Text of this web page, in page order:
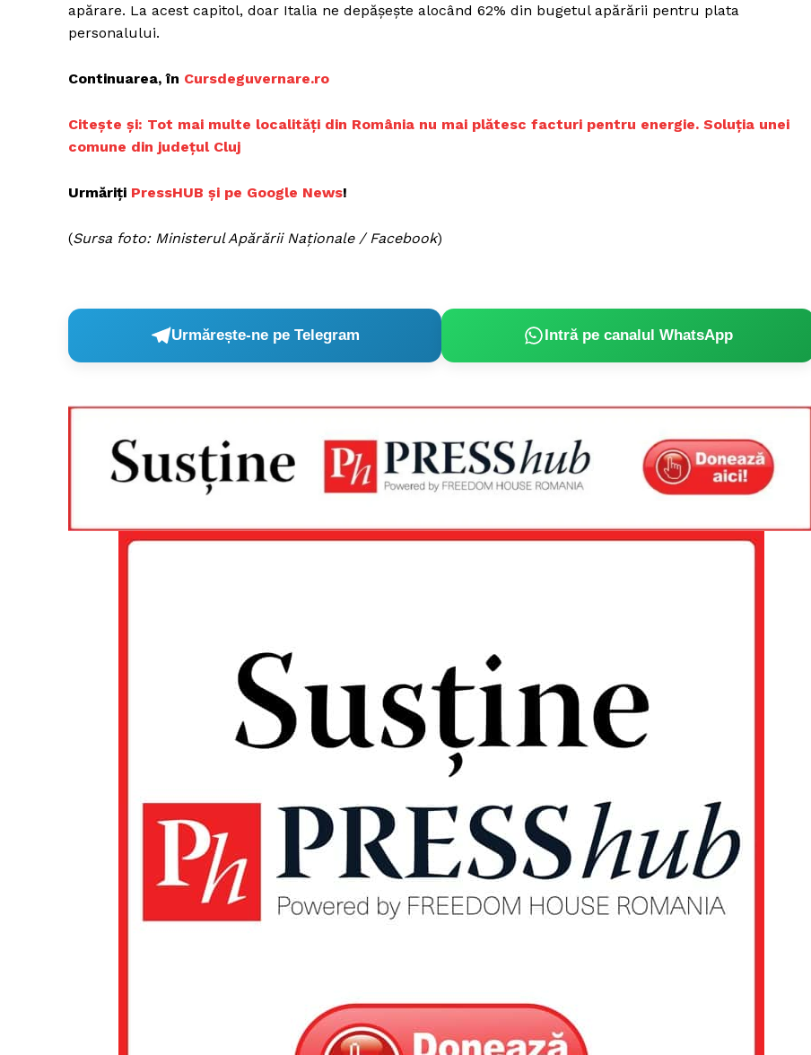
apărare. La acest capitol, doar Italia ne depășește alocând 62% din bugetul apărării pentru plata
personalului.
Continuarea, în Cursdeguvernare.ro
Citește și: Tot mai multe localități din România nu mai plătesc facturi pentru energie. Soluția unei
comune din județul Cluj
Urmăriți PressHUB și pe Google News!
(Sursa foto: Ministerul Apărării Naționale / Facebook)
Urmărește-ne pe Telegram Intră pe canalul WhatsApp